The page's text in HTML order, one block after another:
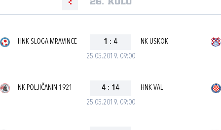
26. kolo
25.05.2019. 09:00
HNK SLOGA MRAVINCE 1 : 4 NK USKOK
25.05.2019. 09:00
NK POLJIČANIN 1921 4 : 14 HNK VAL